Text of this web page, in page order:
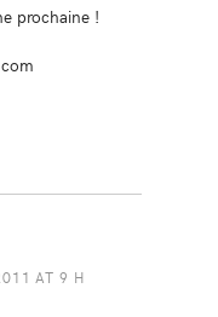
prochaine !
AT 9 H